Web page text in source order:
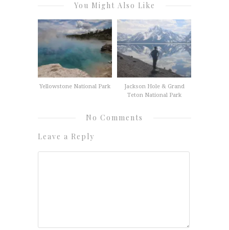
You Might Also Like
Yellowstone National Park
Jackson Hole & Grand
Teton National Park
No Comments
Leave a Reply